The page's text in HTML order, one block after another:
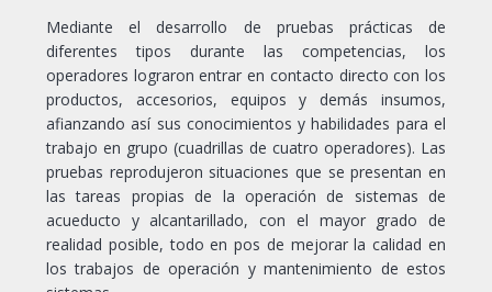
Mediante el desarrollo de pruebas prácticas de
diferentes tipos durante las competencias, los
operadores lograron entrar en contacto directo con los
productos, accesorios, equipos y demás insumos,
afianzando así sus conocimientos y habilidades para el
trabajo en grupo (cuadrillas de cuatro operadores). Las
pruebas reprodujeron situaciones que se presentan en
las tareas propias de la operación de sistemas de
acueducto y alcantarillado, con el mayor grado de
realidad posible, todo en pos de mejorar la calidad en
los trabajos de operación y mantenimiento de estos